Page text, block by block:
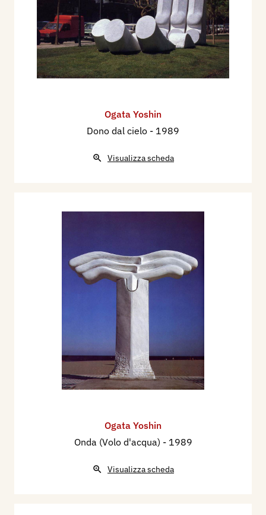
Ogata Yoshin
Dono dal cielo - 1989
Visualizza scheda
Ogata Yoshin
Onda (Volo d'acqua) - 1989
Visualizza scheda